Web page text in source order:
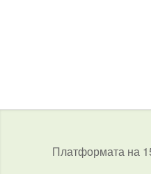
Платформата на